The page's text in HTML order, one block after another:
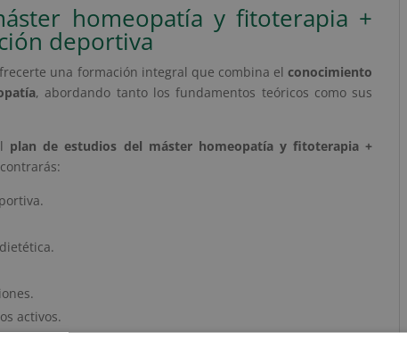
homeopatía y fitoterapia +
deportiva
una formación integral que combina elconocimiento
, abordando tanto los fundamentos teóricos como sus
plan de estudios del máster homeopatía y fitoterapia +
activos.
fitoterapéuticos.